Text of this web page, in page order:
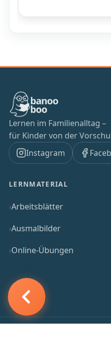
Lernen im Familienalltag –
für Kinder von der
Instagram
LERNMATERIAL
Arbeitsblätter
Ausmalbilder
Online-Übungen